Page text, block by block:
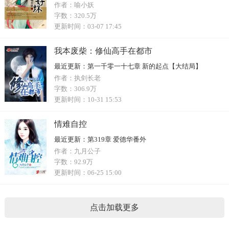
作者： 喻小妖
字数： 320.5万
更新时间： 03-07 17:45
我本废柴：修仙高手在都市
最近更新： 第一千零一十七章 新的起点【大结局】
作者： 执剑长老
字数： 306.9万
更新时间： 10-31 15:53
情难自控
最近更新： 第319章 爱德华番外
作者： 九月公子
字数： 92.9万
更新时间： 06-25 15:00
点击加载更多